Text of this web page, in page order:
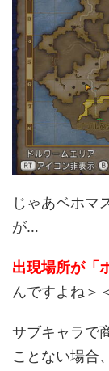
じゃあベホマ
が…
出現場所が「
んですよね＞
サブキャラで
ことない場合